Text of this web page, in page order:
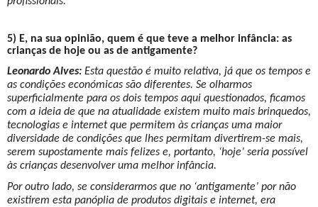
5) E, na sua opinião, quem é que teve a melhor infância: as
crianças de hoje ou as de antigamente?
Leonardo Alves: Esta questão é muito relativa, já que os tempos e
as condições económicas são diferentes. Se olharmos
superficialmente para os dois tempos aqui questionados, ficamos
com a ideia de que na atualidade existem muito mais brinquedos,
tecnologias e internet que permitem às crianças uma maior
diversidade de condições que lhes permitam divertirem-se mais,
serem supostamente mais felizes e, portanto, ‘hoje’ seria possível
às crianças desenvolver uma melhor infância.
Por outro lado, se considerarmos que no ‘antigamente’ por não
existirem esta panóplia de produtos digitais e internet, era